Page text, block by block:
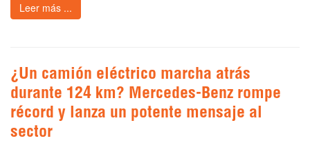
Leer más ...
¿Un camión eléctrico marcha atrás
durante 124 km? Mercedes-Benz rompe
récord y lanza un potente mensaje al
sector